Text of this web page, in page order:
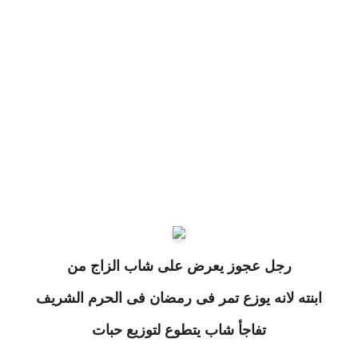
رجل عجوز يعرض على شاب الزاج من
ابنته لانه يوزع تمر فى رمضان فى الحرم الشريف
تفاجأ شاب يتطوع لتوزيع حبات